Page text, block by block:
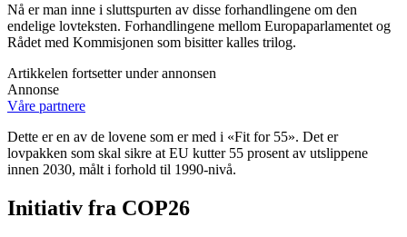
Nå er man inne i sluttspurten av disse forhandlingene om den
endelige lovteksten. Forhandlingene mellom Europaparlamentet og
Rådet med Kommisjonen som bisitter kalles trilog.
Artikkelen fortsetter under annonsen
Annonse
Våre partnere
Dette er en av de lovene som er med i «Fit for 55». Det er
lovpakken som skal sikre at EU kutter 55 prosent av utslippene
innen 2030, målt i forhold til 1990-nivå.
Initiativ fra COP26